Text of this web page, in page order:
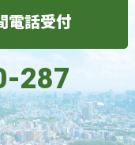
電話受付
287